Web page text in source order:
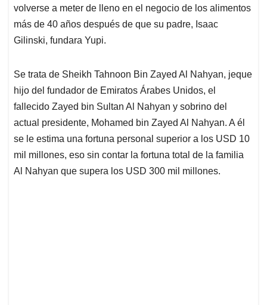
volverse a meter de lleno en el negocio de los alimentos
más de 40 años después de que su padre, Isaac
Gilinski, fundara Yupi.
Se trata de Sheikh Tahnoon Bin Zayed Al Nahyan, jeque
hijo del fundador de Emiratos Árabes Unidos, el
fallecido Zayed bin Sultan Al Nahyan y sobrino del
actual presidente, Mohamed bin Zayed Al Nahyan. A él
se le estima una fortuna personal superior a los USD 10
mil millones, eso sin contar la fortuna total de la familia
Al Nahyan que supera los USD 300 mil millones.